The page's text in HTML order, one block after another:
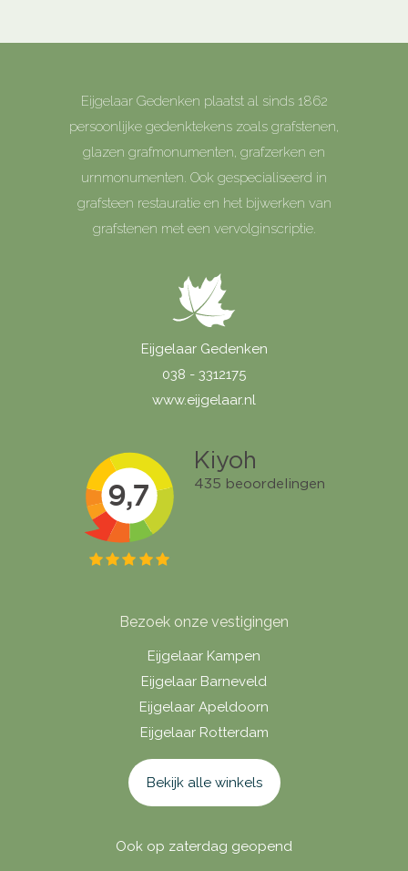
Eijgelaar Gedenken plaatst al sinds 1862
persoonlijke gedenktekens zoals grafstenen,
glazen grafmonumenten, grafzerken en
urnmonumenten. Ook gespecialiseerd in
grafsteen restauratie en het bijwerken van
grafstenen met een vervolginscriptie.
Eijgelaar Gedenken
038 - 3312175
www.eijgelaar.nl
Bezoek onze vestigingen
Eijgelaar Kampen
Eijgelaar Barneveld
Eijgelaar Apeldoorn
Eijgelaar Rotterdam
Bekijk alle winkels
Ook op zaterdag geopend